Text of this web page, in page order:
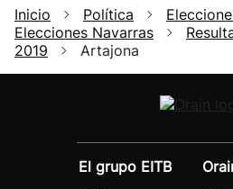
Inicio Política
Elecciones Navarras
2019
Artajona
El grupo EITB